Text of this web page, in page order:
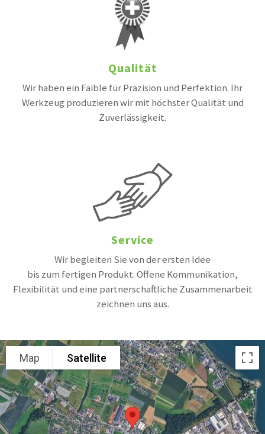
Qualität
Wir haben ein Faible für Präzision und Perfektion. Ihr
Werkzeug produzieren wir mit höchster Qualität und
Zuverlässigkeit.
Service
Wir begleiten Sie von der ersten Idee
bis zum fertigen Produkt. Offene Kommunikation,
Flexibilität und eine partnerschaftliche Zusammenarbeit
zeichnen uns aus.
Map Satellite